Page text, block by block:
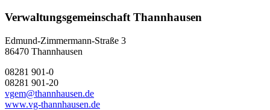
Verwaltungsgemeinschaft Thannhausen
Edmund-Zimmermann-Straße 3
86470 Thannhausen
08281 901-0
08281 901-20
vgem@thannhausen.de
www.vg-thannhausen.de